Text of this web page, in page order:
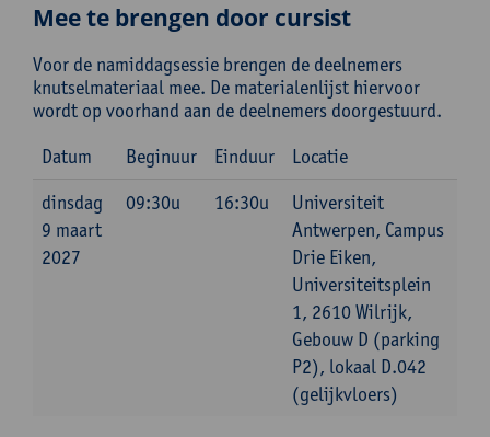
Mee te brengen door cursist
Voor de namiddagsessie brengen de deelnemers
knutselmateriaal mee. De materialenlijst hiervoor
wordt op voorhand aan de deelnemers doorgestuurd.
Datum
Beginuur Einduur
Locatie
dinsdag
9 maart
2027
09:30u 16:30u
Universiteit
Antwerpen, Campus
Drie Eiken,
Universiteitsplein
1, 2610 Wilrijk,
Gebouw D (parking
P2), lokaal D.042
(gelijkvloers)